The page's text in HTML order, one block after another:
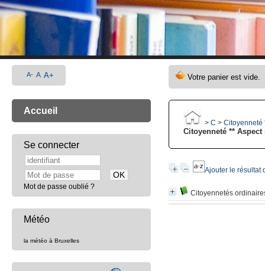
> C > Citoyenneté
Citoyenneté **
Ajouter le résultat
Citoyennetés
A- A A+
Accueil
Se connecter
Mot de passe oublié ?
Météo
la météo à Bruxelles